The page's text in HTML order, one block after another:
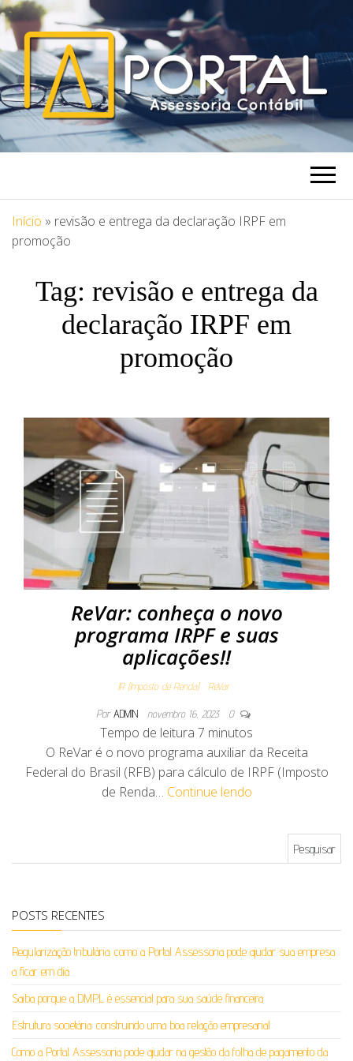
PORTAL
ASSESSORIA
Blog Portal Assessoria
Início » revisão e entrega da declaração IRPF em
promoção
Tag: revisão e entrega da
declaração IRPF em
promoção
ReVar: conheça o novo
programa IRPF e suas
aplicações!!
IR (Imposto de Renda) ReVar
Por ADMIN novembro 16, 2023 0
Tempo de leitura 7 minutos
O ReVar é o novo programa auxiliar da Receita
Federal do Brasil (RFB) para cálculo de IRPF (Imposto
de Renda… Continue lendo
POSTS RECENTES
Regularização tributária: como a Portal Assessoria pode ajudar sua empresa
a ficar em dia
Saiba porque a DMPL é essencial para sua saúde financeira
Estrutura societária: construindo uma boa relação empresarial
Como a Portal Assessoria pode ajudar na gestão da folha de pagamento da